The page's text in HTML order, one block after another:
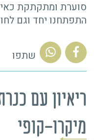
סוערת ומתקתקת
התפתחנו יחד וגם
שתפו
ריאיון עם
מיקרו-קופי